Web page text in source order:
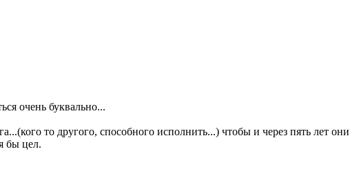
очень буквально...
то другого, способного исполнить...) чтобы и через пять лет они
бы цел.